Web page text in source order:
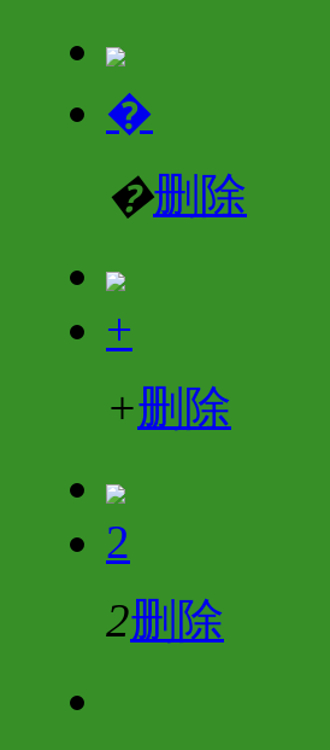
�
�删除
+
+删除
2
2删除